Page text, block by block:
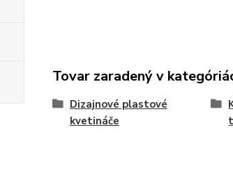
Tovar zaradený v
Dizajnové plastové
kvetináče